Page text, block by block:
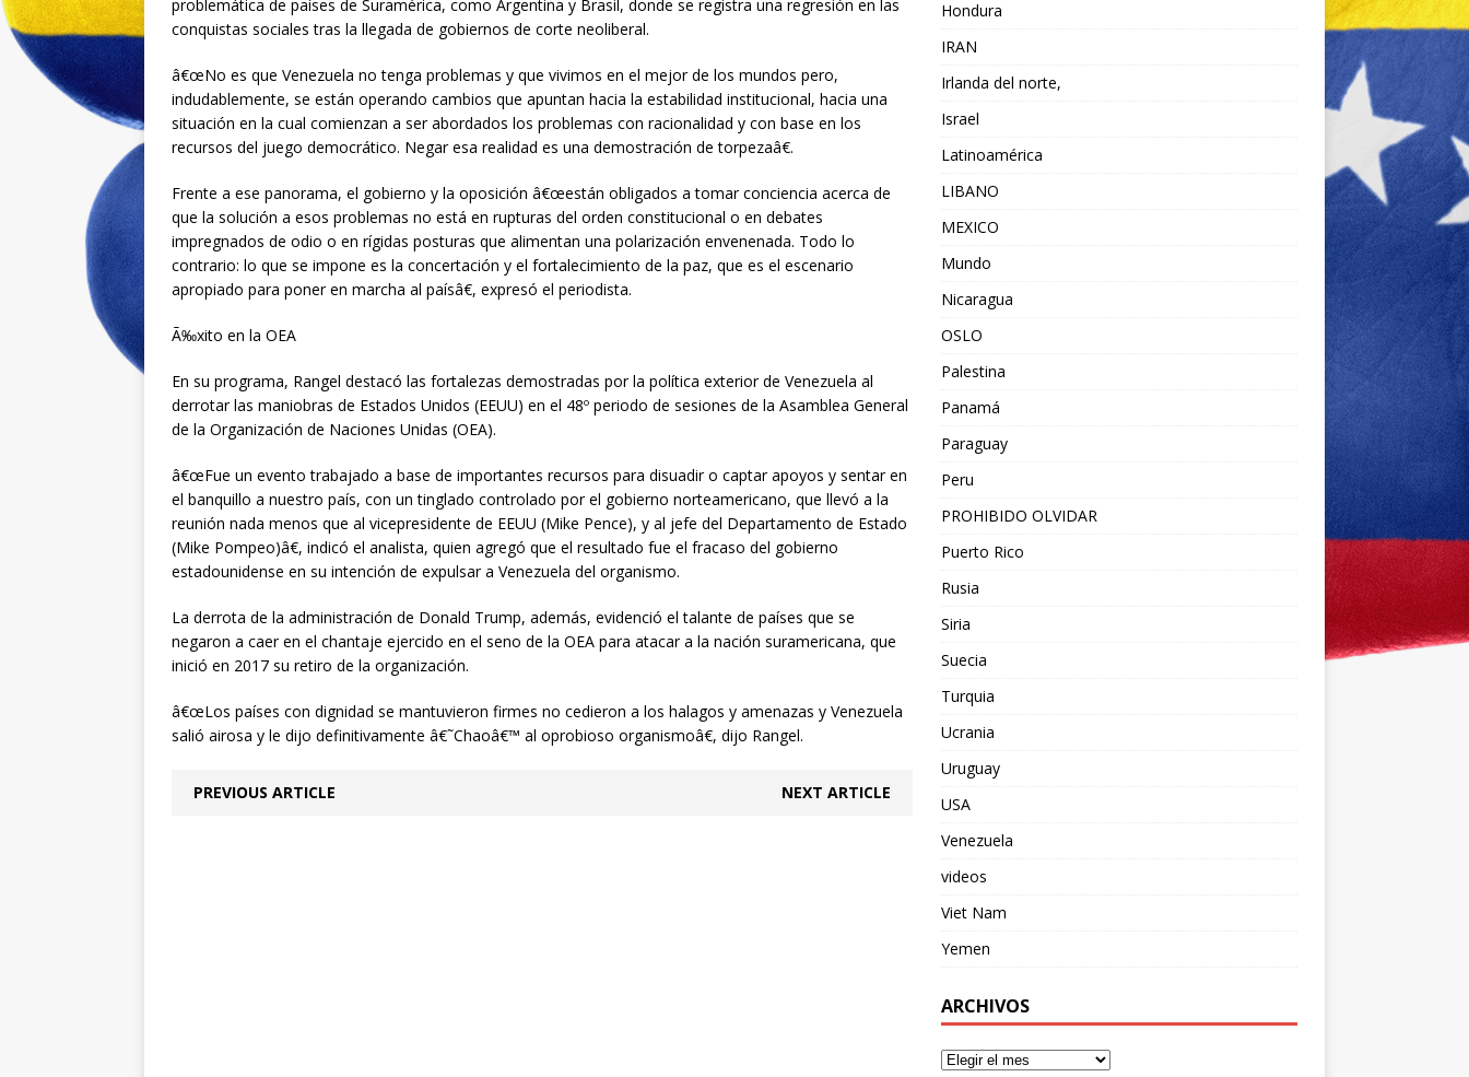
problemática de países de Suramérica, como Argentina y Brasil, donde se registra una regresión en las
conquistas sociales tras la llegada de gobiernos de corte neoliberal.
â€œNo es que Venezuela no tenga problemas y que vivimos en el mejor de los mundos pero,
indudablemente, se están operando cambios que apuntan hacia la estabilidad institucional, hacia una
situación en la cual comienzan a ser abordados los problemas con racionalidad y con base en los
recursos del juego democrático. Negar esa realidad es una demostración de torpezaâ€.
Frente a ese panorama, el gobierno y la oposición â€œestán obligados a tomar conciencia acerca de
que la solución a esos problemas no está en rupturas del orden constitucional o en debates
impregnados de odio o en rígidas posturas que alimentan una polarización envenenada. Todo lo
contrario: lo que se impone es la concertación y el fortalecimiento de la paz, que es el escenario
apropiado para poner en marcha al paísâ€, expresó el periodista.
Ã‰xito en la OEA
En su programa, Rangel destacó las fortalezas demostradas por la política exterior de Venezuela al
derrotar las maniobras de Estados Unidos (EEUU) en el 48º periodo de sesiones de la Asamblea General
de la Organización de Naciones Unidas (OEA).
â€œFue un evento trabajado a base de importantes recursos para disuadir o captar apoyos y sentar en
el banquillo a nuestro país, con un tinglado controlado por el gobierno norteamericano, que llevó a la
reunión nada menos que al vicepresidente de EEUU (Mike Pence), y al jefe del Departamento de Estado
(Mike Pompeo)â€, indicó el analista, quien agregó que el resultado fue el fracaso del gobierno
estadounidense en su intención de expulsar a Venezuela del organismo.
La derrota de la administración de Donald Trump, además, evidenció el talante de países que se
negaron a caer en el chantaje ejercido en el seno de la OEA para atacar a la nación suramericana, que
inició en 2017 su retiro de la organización.
â€œLos países con dignidad se mantuvieron firmes no cedieron a los halagos y amenazas y Venezuela
salió airosa y le dijo definitivamente â€˜Chaoâ€™ al oprobioso organismoâ€, dijo Rangel.
PREVIOUS ARTICLE NEXT ARTICLE
Hondura
IRAN
Irlanda del norte,
Israel
Latinoamérica
LIBANO
MEXICO
Mundo
Nicaragua
OSLO
Palestina
Panamá
Paraguay
Peru
PROHIBIDO OLVIDAR
Puerto Rico
Rusia
Siria
Suecia
Turquia
Ucrania
Uruguay
USA
Venezuela
videos
Viet Nam
Yemen
ARCHIVOS